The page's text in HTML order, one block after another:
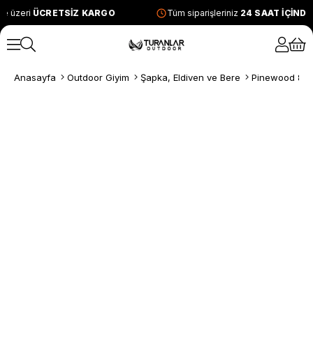
üzeri ÜCRETSİZ KARGO Tüm siparişleriniz 24 SAAT İÇİNDE
Anasayfa Outdoor Giyim Şapka, Eldiven ve Bere Pinewood